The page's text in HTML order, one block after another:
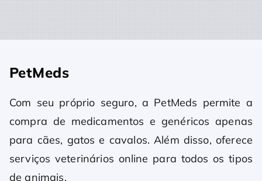
PetMeds
Com seu próprio seguro, a PetMeds permite a
compra de medicamentos e genéricos apenas
para cães, gatos e cavalos. Além disso, oferece
serviços veterinários online para todos os tipos
de animais.